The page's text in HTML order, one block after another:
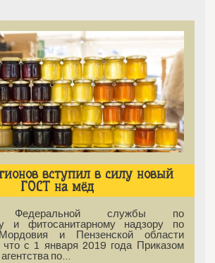
вступил в силу новый
ГОСТ на мёд
Федеральной службы по
и фитосанитарному надзору по
и Пензенской области
с 1 января 2019 года Приказом
по…